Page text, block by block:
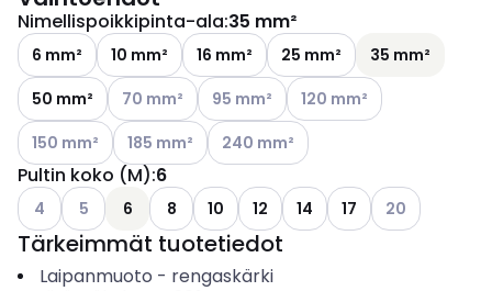
Nimellispoikkipinta-ala:35 mm²
6 mm² 10 mm² 16 mm² 25 mm²
35 mm²
50 mm²
Katso käytettävissä olevat vaihtoehdot
70 mm² Katso käytettävissä olevat
95 mm² Katso käytettävissä
120 mm²
Katso käytettävissä olevat vaihtoehdot
150 mm² Katso käytettävissä olevat vaihtoehdot
185 mm² Katso käytettävissä olevat
240 mm²
Pultin koko (M):6
Katso käytettävissä olevat vaihtoehdot
4 Katso käytettävissä olevat vaihtoehdot
5 6 8 10 12 14 17 Katso
20
Tärkeimmät tuotetiedot
Laipanmuoto - rengaskärki